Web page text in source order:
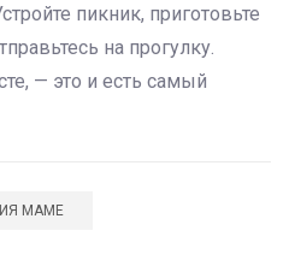
пикник, приготовьте
на прогулку.
— это и есть самый
МАМЕ